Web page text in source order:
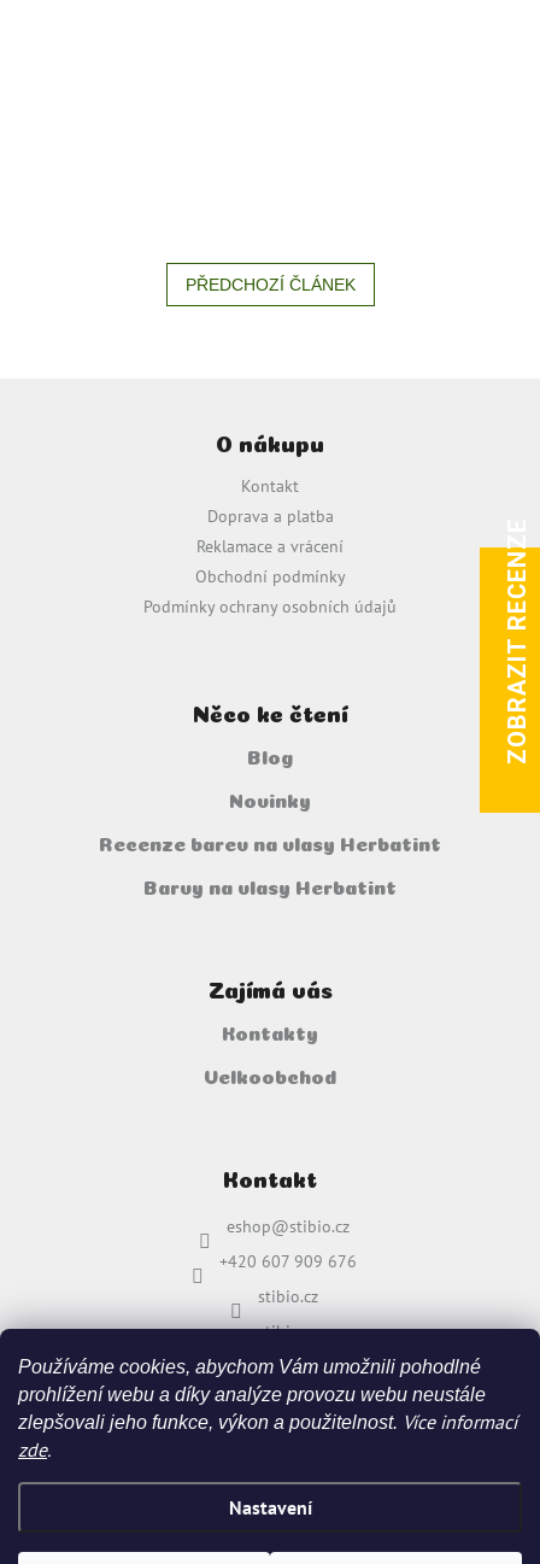
Používáme cookies, abychom Vám umožnili pohodlné
prohlížení webu a díky analýze provozu webu neustále
zlepšovali jeho funkce, výkon a použitelnost. Více informací
zde.
Nastavení
PŘEDCHOZÍ ČLÁNEK
O nákupu
Kontakt
Doprava a platba
Reklamace a vrácení
Obchodní podmínky
Podmínky ochrany osobních údajů
Něco ke čtení
Blog
Novinky
Recenze barev na vlasy Herbatint
Barvy na vlasy Herbatint
Zajímá vás
Kontakty
Velkoobchod
Kontakt
eshop@stibio.cz
+420 607 909 676
stibio.cz
stibio.cz
Vytvořil Shoptet
ZOBRAZIT RECENZE